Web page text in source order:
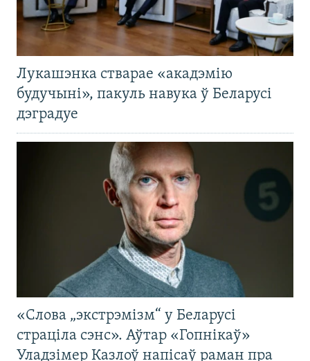
Лукашэнка стварае «акадэмію
будучыні», пакуль навука ў Беларусі
дэградуе
«Слова „экстрэмізм“ у Беларусі
страціла сэнс». Аўтар «Гопнікаў»
Уладзімер Казлоў напісаў раман пра